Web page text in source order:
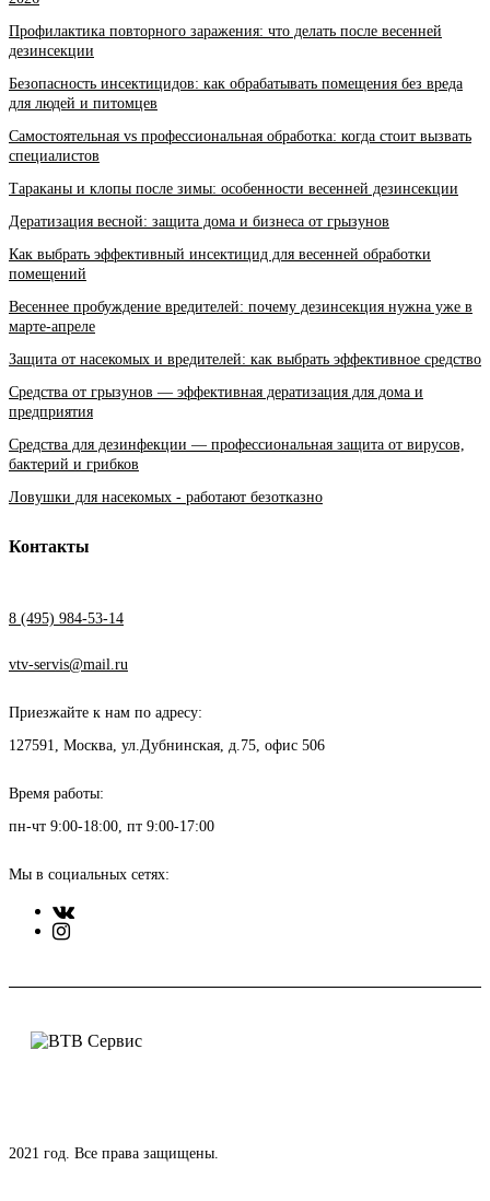
Профилактика повторного заражения: что делать после весенней
дезинсекции
Безопасность инсектицидов: как обрабатывать помещения без вреда
для людей и питомцев
Самостоятельная vs профессиональная обработка: когда стоит вызвать
специалистов
Тараканы и клопы после зимы: особенности весенней дезинсекции
Дератизация весной: защита дома и бизнеса от грызунов
Как выбрать эффективный инсектицид для весенней обработки
помещений
Весеннее пробуждение вредителей: почему дезинсекция нужна уже в
марте-апреле
Защита от насекомых и вредителей: как выбрать эффективное средство
Средства от грызунов — эффективная дератизация для дома и
предприятия
Средства для дезинфекции — профессиональная защита от вирусов,
бактерий и грибков
Ловушки для насекомых - работают безотказно
Контакты
8 (495) 984-53-14
vtv-servis@mail.ru
Приезжайте к нам по адресу:
127591, Москва, ул.Дубнинская, д.75, офис 506
Время работы:
пн-чт 9:00-18:00, пт 9:00-17:00
Мы в социальных сетях:
2021 год. Все права защищены.